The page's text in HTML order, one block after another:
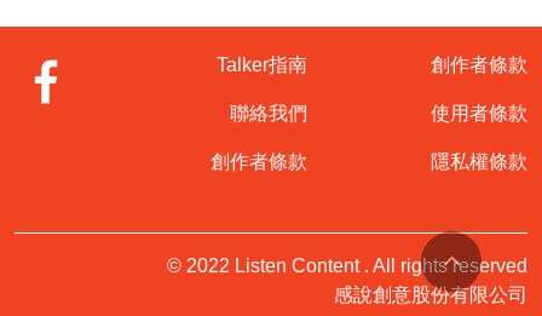
Talker指南
聯絡我們
創作者條款
創作者條款
使用者條款
隱私權條款
© 2022 Listen Content . All rights reserved
感說創意股份有限公司